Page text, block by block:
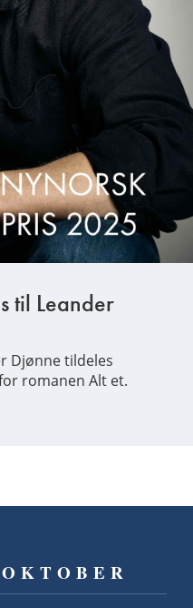
til Leander
Djønne tildeles
romanen Alt et.